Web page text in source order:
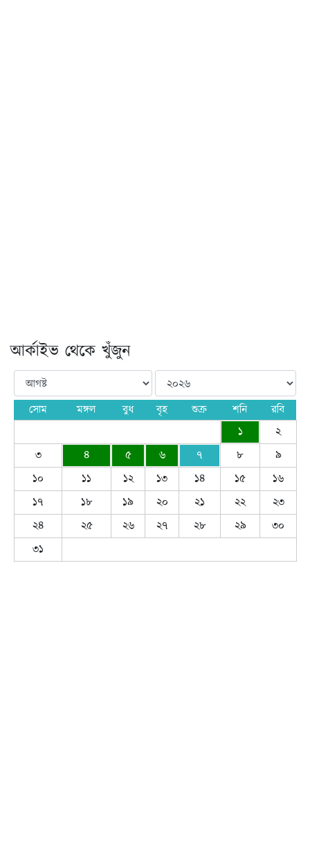
আর্কাইভ থেকে খুঁজুন
সোম মঙ্গল বুধ বৃহ শুক্র শনি
রবি
১
২
৩
৪ ৫ ৬ ৭ ৮
৯
১০
১১ ১২ ১৩ ১৪ ১৫
১৬
১৭
১৮ ১৯ ২০ ২১ ২২
২৩
২৪
২৫ ২৬ ২৭ ২৮ ২৯
৩০
৩১